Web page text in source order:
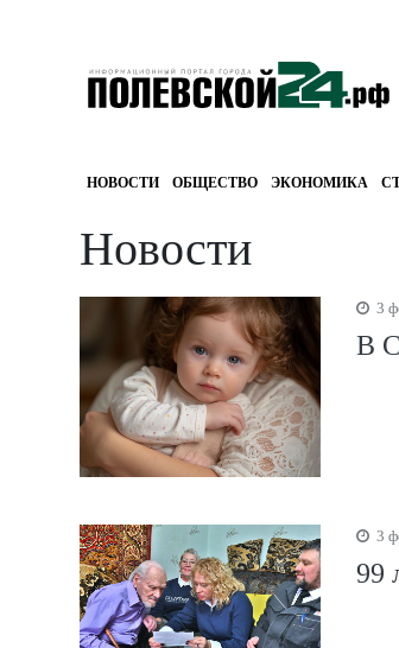
НОВОСТИ ОБЩЕСТВО ЭКОНОМИКА
Новости
3
В
3
99